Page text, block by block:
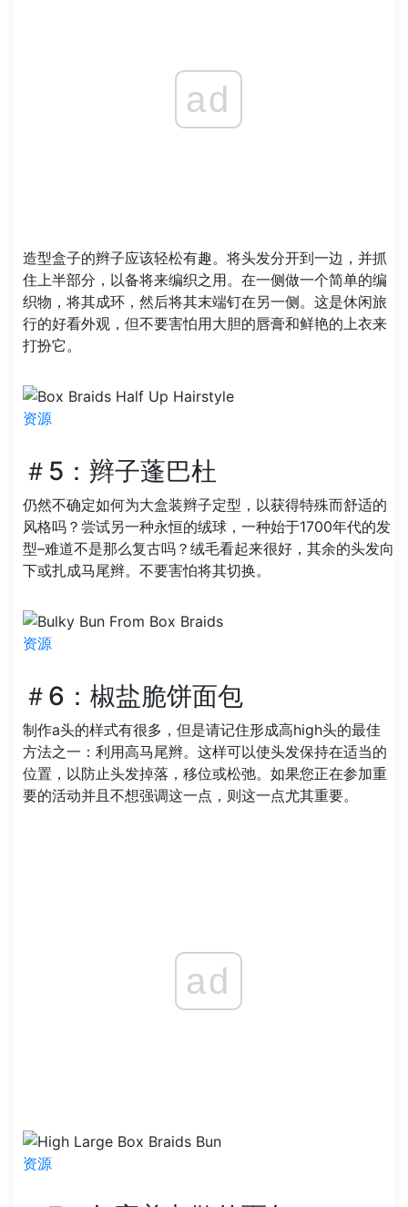
ad
造型盒子的辫子应该轻松有趣。将头发分开到一边，并抓
住上半部分，以备将来编织之用。在一侧做一个简单的编
织物，将其成环，然后将其末端钉在另一侧。这是休闲旅
行的好看外观，但不要害怕用大胆的唇膏和鲜艳的上衣来
打扮它。
资源
＃5：辫子蓬巴杜
仍然不确定如何为大盒装辫子定型，以获得特殊而舒适的
风格吗？尝试另一种永恒的绒球，一种始于1700年代的发
型–难道不是那么复古吗？绒毛看起来很好，其余的头发向
下或扎成马尾辫。不要害怕将其切换。
资源
＃6：椒盐脆饼面包
制作a头的样式有很多，但是请记住形成高high头的最佳
方法之一：利用高马尾辫。这样可以使头发保持在适当的
位置，以防止头发掉落，移位或松弛。如果您正在参加重
要的活动并且不想强调这一点，则这一点尤其重要。
ad
资源